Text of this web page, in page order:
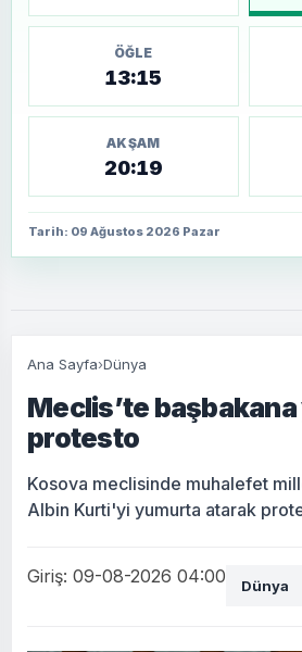
ÖĞLE
13:15
AKŞAM
20:19
Tarih: 09 Ağustos 2026 Pazar
Ana Sayfa›Dünya
Meclis’te
protesto
Kosova meclisinde muhalefet
Albin Kurti'yi yumurta atarak
Giriş: 09-08-2026 04:00 Dünya